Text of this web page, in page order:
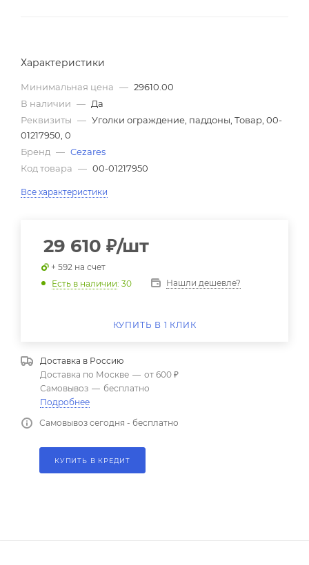
Характеристики
Минимальная цена — 29610.00
В наличии — Да
Реквизиты — Уголки ограждение, паддоны, Товар, 00-
01217950, 0
Бренд — Cezares
Код товара — 00-01217950
Все характеристики
29 610 ₽/шт
+ 592 на счет
Есть в наличии: 30 Нашли дешевле?
КУПИТЬ В 1 КЛИК
Доставка в Россию
Доставка по Москве — от 600 ₽
Самовывоз — бесплатно
Подробнее
Самовывоз сегодня - бесплатно
КУПИТЬ В КРЕДИТ